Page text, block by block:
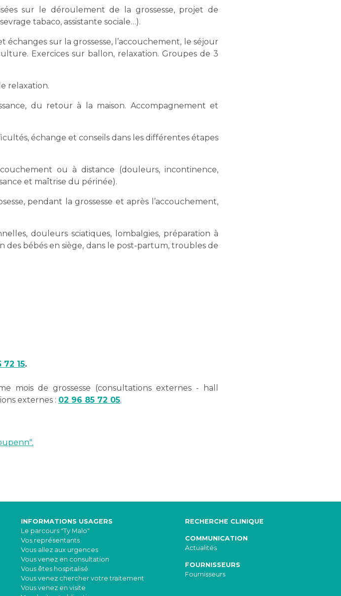
sur le déroulement de la grossesse, projet de
tabaco, assistante sociale…).
échanges sur la grossesse, l’accouchement, le séjour
Exercices sur ballon, relaxation. Groupes de 3
relaxation.
du retour à la maison. Accompagnement et
échange et conseils dans les différentes étapes
ou à distance (douleurs, incontinence,
et maîtrise du périnée).
pendant la grossesse et après l’accouchement,
douleurs sciatiques, lombalgies, préparation à
bébés en siège, dans le post-partum, troubles de
72 15.
mois de grossesse (consultations externes - hall
externes : 02 96 85 72 05.
INFORMATIONS USAGERS
Le parcours "Ty Malo"
Vos représentants
Vous allez aux urgences
Vous venez en consultation
Vous êtes hospitalisé
Vous venez chercher votre traitement
Vous venez en visite
RECHERCHE CLINIQUE
COMMUNICATION
Actualités
FOURNISSEURS
Fournisseurs